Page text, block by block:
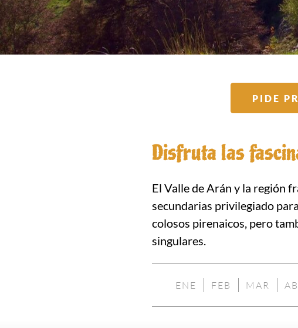
PIDE
Disfruta las
El Valle de Arán y la región
secundarias privilegiado
colosos pirenaicos, pero
singulares.
ENE
NO
DISPONIBLE
FEB
NO
DISPONIBLE
MAR
NO